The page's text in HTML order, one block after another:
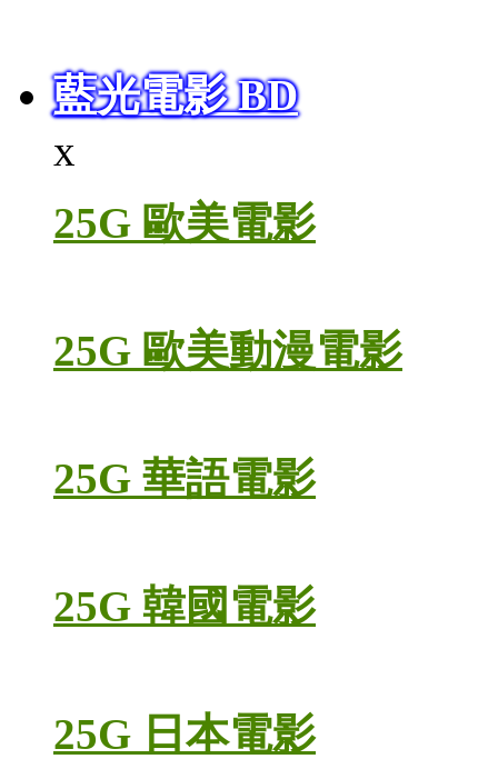
藍光電影 BD
x
25G 歐美電影
25G 歐美動漫電影
25G 華語電影
25G 韓國電影
25G 日本電影